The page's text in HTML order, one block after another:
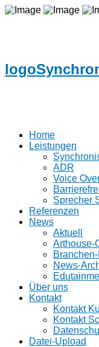
Home
Leistungen
ADR
Voice
Sprecher
Referenzen
News
Aktuell
Arthouse-
News-
Über uns
Kontakt
Kontakt
Kontakt
Datei-Upload